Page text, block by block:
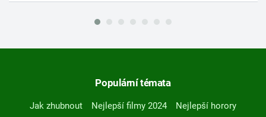
Populární témata
Jak zhubnout Nejlepší filmy 2024
Nejlepší horory